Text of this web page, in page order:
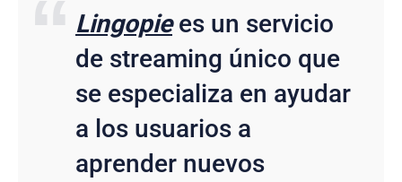
Lingopiees un servicio
de streaming único que
se especializa en ayudar
a los usuarios a
aprender nuevos